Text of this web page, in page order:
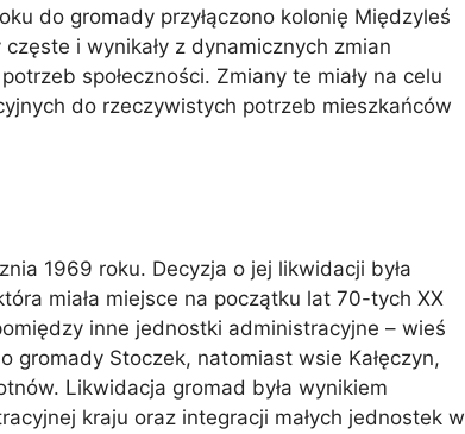
do gromady przyłączono kolonię Międzyleś
i wynikały z dynamicznych zmian
społeczności. Zmiany te miały na celu
do rzeczywistych potrzeb mieszkańców
1969 roku. Decyzja o jej likwidacji była
miała miejsce na początku lat 70-tych XX
inne jednostki administracyjne – wieś
gromady Stoczek, natomiast wsie Kałęczyn,
Likwidacja gromad była wynikiem
kraju oraz integracji małych jednostek w